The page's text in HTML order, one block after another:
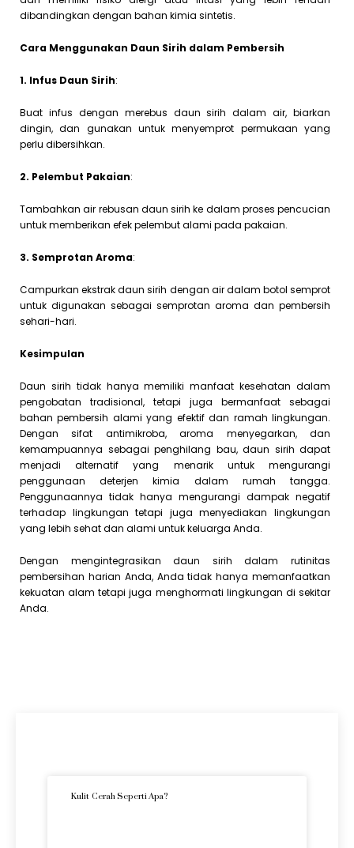
dibandingkan dengan bahan kimia sintetis.
Cara Menggunakan Daun Sirih dalam Pembersih
1. Infus Daun Sirih:
Buat infus dengan merebus daun sirih dalam air, biarkan
dingin, dan gunakan untuk menyemprot permukaan yang
perlu dibersihkan.
2. Pelembut Pakaian:
Tambahkan air rebusan daun sirih ke dalam proses pencucian
untuk memberikan efek pelembut alami pada pakaian.
3. Semprotan Aroma:
Campurkan ekstrak daun sirih dengan air dalam botol semprot
untuk digunakan sebagai semprotan aroma dan pembersih
sehari-hari.
Kesimpulan
Daun sirih tidak hanya memiliki manfaat kesehatan dalam
pengobatan tradisional, tetapi juga bermanfaat sebagai
bahan pembersih alami yang efektif dan ramah lingkungan.
Dengan sifat antimikroba, aroma menyegarkan, dan
kemampuannya sebagai penghilang bau, daun sirih dapat
menjadi alternatif yang menarik untuk mengurangi
penggunaan deterjen kimia dalam rumah tangga.
Penggunaannya tidak hanya mengurangi dampak negatif
terhadap lingkungan tetapi juga menyediakan lingkungan
yang lebih sehat dan alami untuk keluarga Anda.
Dengan mengintegrasikan daun sirih dalam rutinitas
pembersihan harian Anda, Anda tidak hanya memanfaatkan
kekuatan alam tetapi juga menghormati lingkungan di sekitar
Anda.
Kulit Cerah Seperti Apa?